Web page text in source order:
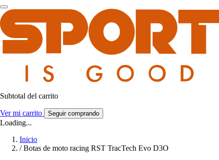
Subtotal del carrito
Ver mi carrito Seguir comprando
Loading...
Inicio
/ Botas de moto racing RST TracTech Evo D3O